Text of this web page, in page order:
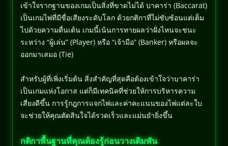
เข้าใจรากฐานของเกมเป็นสิ่งที่ขาดไม่ได้ บาคาร่า (Baccarat)
เป็นเกมไพ่ที่มีชื่อเสียงระดับโลก ด้วยกติกาที่ไม่ซับซ้อนแต่เต็ม
ไปด้วยความตื่นเต้น เกมนี้เน้นการทายผลว่าฝั่งไหนจะชนะ
ระหว่าง “ผู้เล่น” (Player) หรือ “เจ้ามือ” (Banker) หรือผลจะ
ออกมาเสมอ (Tie)
สำหรับผู้ที่เพิ่งเริ่มต้น สิ่งสำคัญที่สุดคือต้องเข้าใจว่าบาคาร่า
เป็นเกมแห่งโอกาส แต่ก็มีเทคนิคที่ช่วยให้การบริหารความ
เสี่ยงดีขึ้น การรู้กฎการแจกไพ่และค่าคะแนนของไพ่แต่ละใบ
จะช่วยให้คุณตัดสินใจได้รวดเร็วและแม่นยำยิ่งขึ้น
กติกาพื้นฐานที่คุณต้องรู้ก่อนวางเดิมพัน